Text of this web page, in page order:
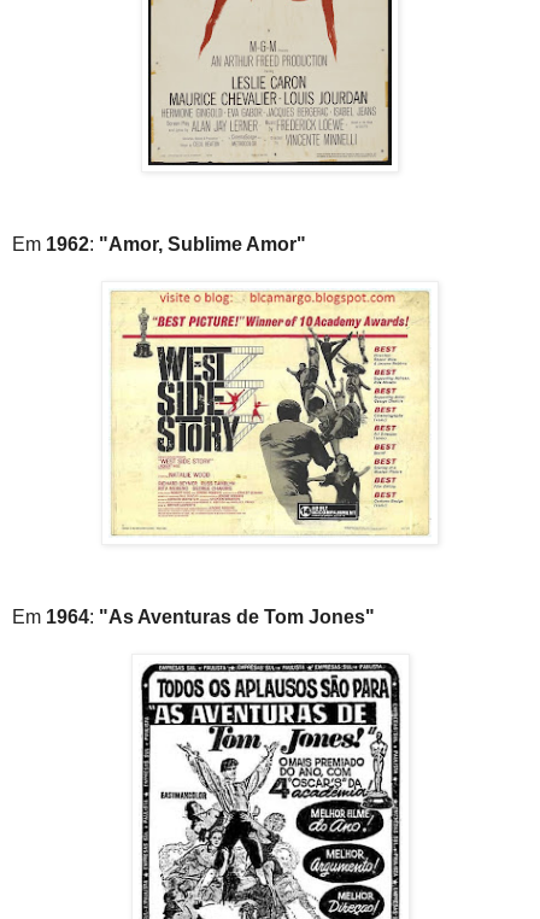
Em 1962: "Amor, Sublime Amor"
Em 1964: "As Aventuras de Tom Jones"